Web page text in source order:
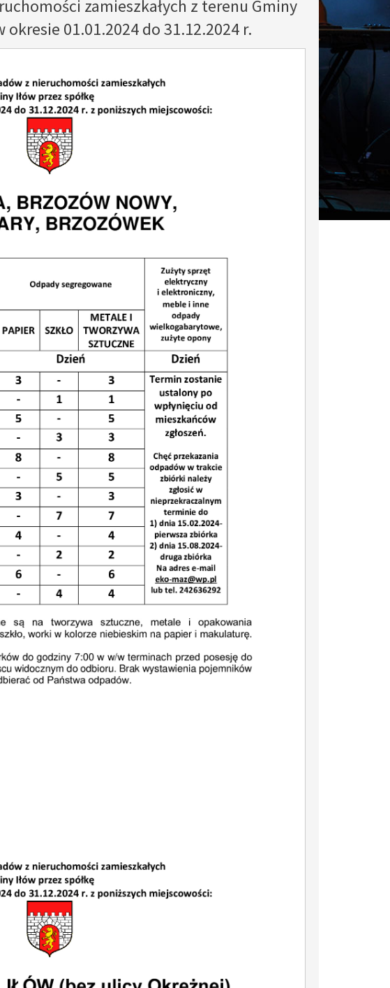
zamieszkałych z terenu Gminy
okresie 01.01.2024 do 31.12.2024 r.